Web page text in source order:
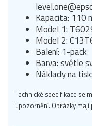
Kapacita: 110
Model 1:
Model 2:
Balení: 1-pack
Barva: světle
Náklady na
Technické specifikace se
upozornění. Obrázky